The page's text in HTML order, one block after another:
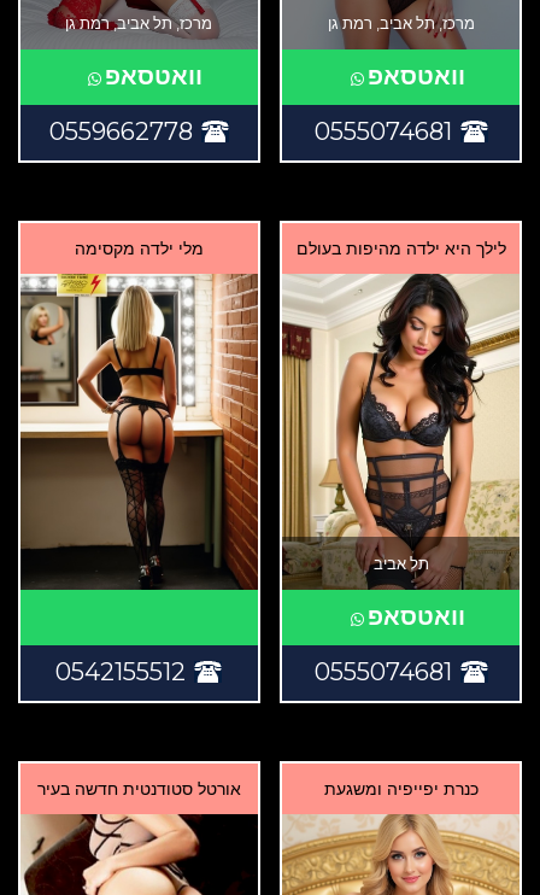
מרכז, תל אביב, רמת גן
וואטסאפ
0555074681
מרכז, תל אביב, רמת גן
וואטסאפ
0559662778
לילך היא ילדה מהיפות בעולם
תל אביב
וואטסאפ
0555074681
מלי ילדה מקסימה
0542155512
כנרת יפייפיה ומשגעת אורטל סטודנטית חדשה בעיר